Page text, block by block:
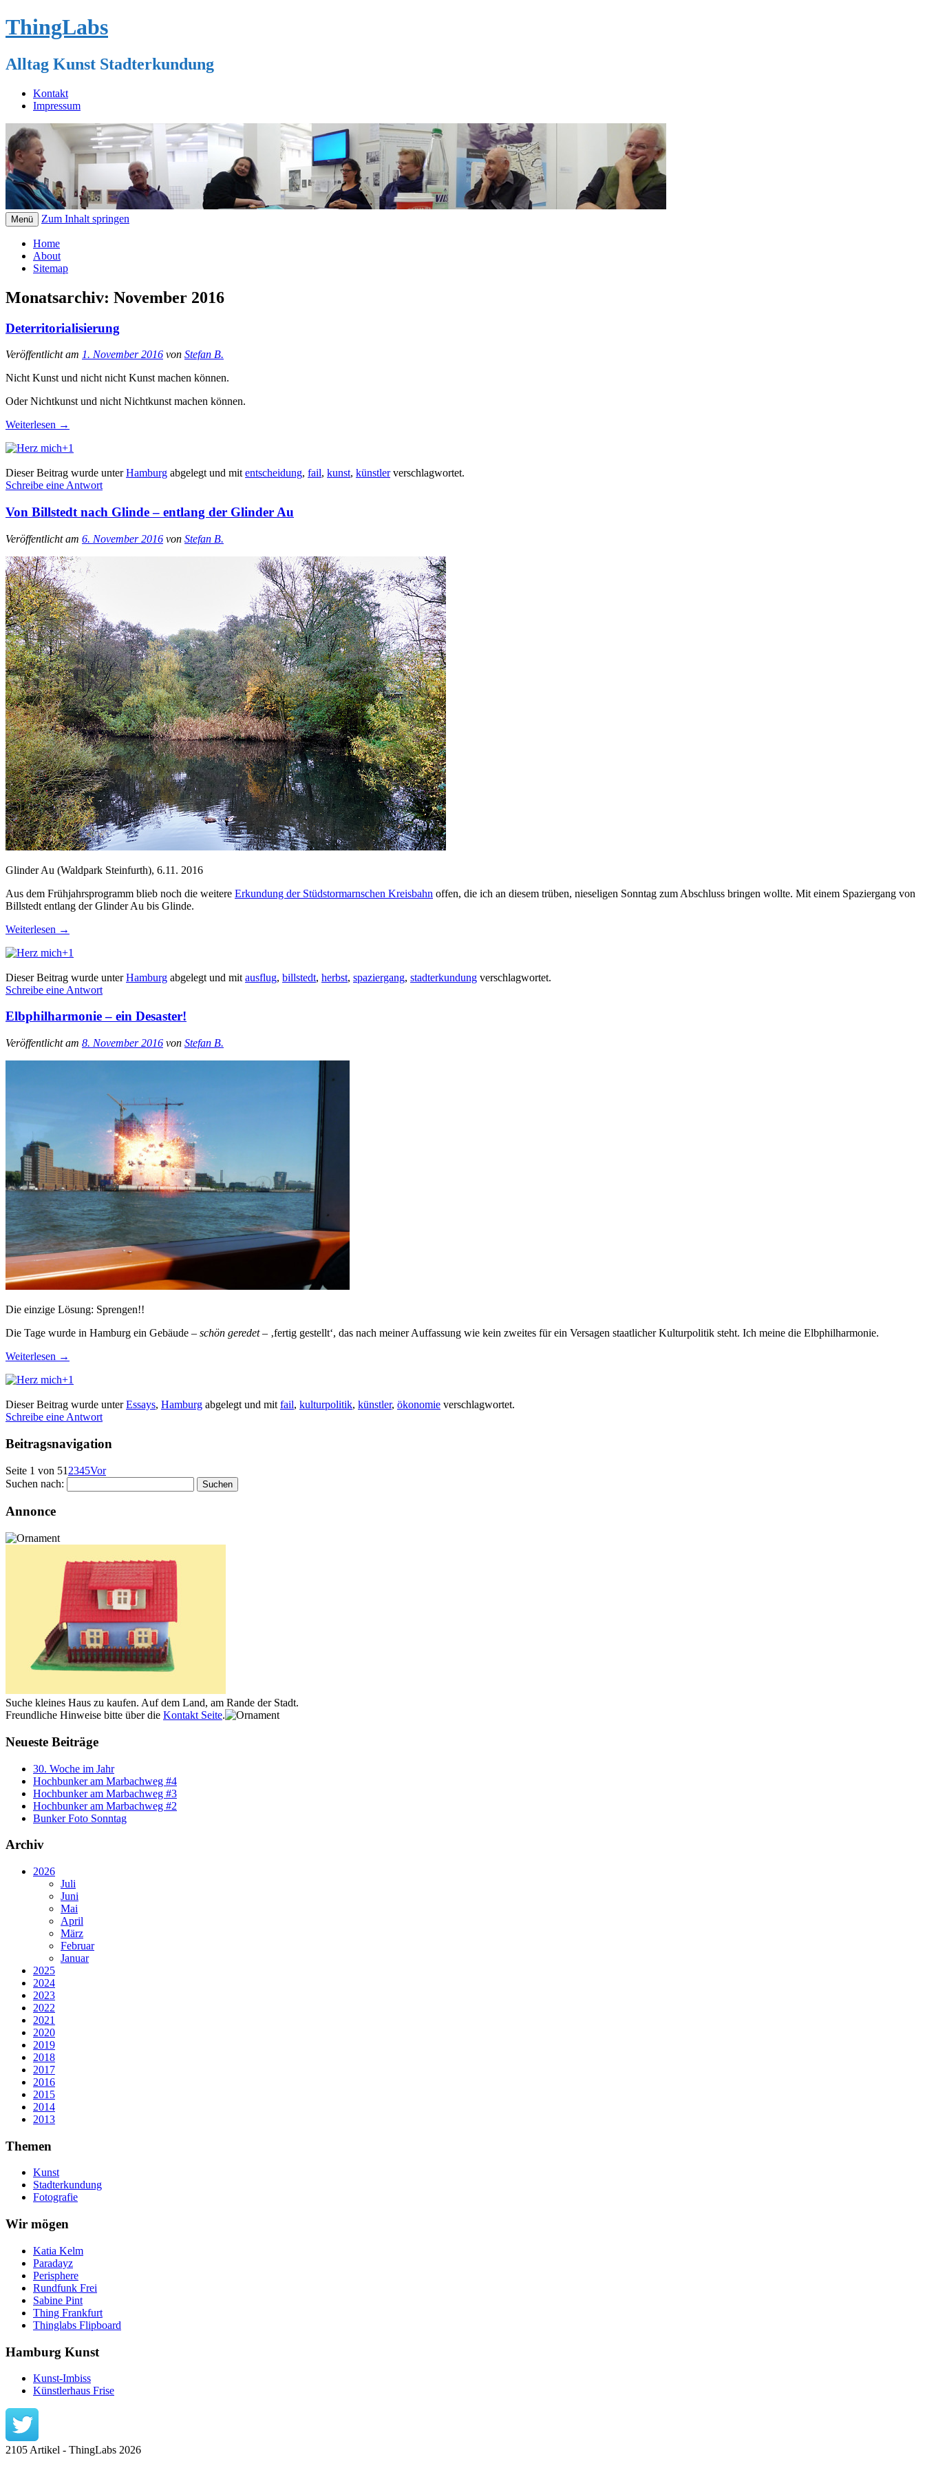
ThingLabs
Alltag Kunst Stadterkundung
Kontakt
Impressum
Menü Zum Inhalt springen
Home
About
Sitemap
Monatsarchiv: November 2016
Deterritorialisierung
Veröffentlicht am 1. November 2016 von Stefan B.
Nicht Kunst und nicht nicht Kunst machen können.
Oder Nichtkunst und nicht Nichtkunst machen können.
Weiterlesen →
+1
Dieser Beitrag wurde unterHamburg abgelegt und mit entscheidung, fail, kunst, künstlerverschlagwortet.
Schreibe eine Antwort
Von Billstedt nach Glinde – entlang der Glinder Au
Veröffentlicht am 6. November 2016 von Stefan B.
Glinder Au (Waldpark Steinfurth), 6.11. 2016
Aus dem Frühjahrsprogramm blieb noch die weitere Erkundung der Stüdstormarnschen Kreisbahn offen, die ich an diesem trüben, nieseligen Sonntag zum Abschluss bringen wollte. Mit einem Spaziergang von
Billstedt entlang der Glinder Au bis Glinde.
Weiterlesen →
+1
Dieser Beitrag wurde unterHamburg abgelegt und mit ausflug, billstedt, herbst, spaziergang, stadterkundung verschlagwortet.
Schreibe eine Antwort
Elbphilharmonie – ein Desaster!
Veröffentlicht am 8. November 2016 von Stefan B.
Die einzige Lösung: Sprengen!!
Die Tage wurde in Hamburg ein Gebäude – schön geredet– ‚fertig gestellt‘, das nach meiner Auffassung wie kein zweites für ein Versagen staatlicher Kulturpolitik steht. Ich meine die Elbphilharmonie.
Weiterlesen →
+1
Dieser Beitrag wurde unterEssays, Hamburg abgelegt und mit fail, kulturpolitik, künstler, ökonomie verschlagwortet.
Schreibe eine Antwort
Beitragsnavigation
Seite 1 von 51 2345Vor
Suchen nach:
Annonce
Suche kleines Haus zu kaufen. Auf dem Land, am Rande der Stadt.
Freundliche Hinweise bitte über die Kontakt Seite.
Neueste Beiträge
30. Woche im Jahr
Hochbunker am Marbachweg #4
Hochbunker am Marbachweg #3
Hochbunker am Marbachweg #2
Bunker Foto Sonntag
Archiv
2026
Juli
Juni
Mai
April
März
Februar
Januar
2025
2024
2023
2022
2021
2020
2019
2018
2017
2016
2015
2014
2013
Themen
Kunst
Stadterkundung
Fotografie
Wir mögen
Katia Kelm
Paradayz
Perisphere
Rundfunk Frei
Sabine Pint
Thing Frankfurt
Thinglabs Flipboard
Hamburg Kunst
Kunst-Imbiss
Künstlerhaus Frise
2105 Artikel - ThingLabs 2026